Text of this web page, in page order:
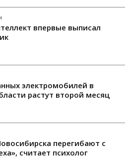
впервые выписал
электромобилей в
растут второй месяц
перегибают с
считает психолог